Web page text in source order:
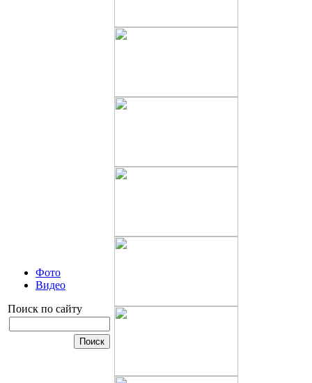
Фото
Видео
Поиск по сайту